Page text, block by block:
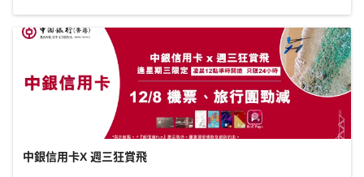
中銀信用卡X 週三狂賞飛